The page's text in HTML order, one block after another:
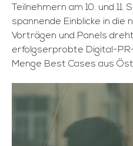
Teilnehmern am 10. und
spannende Einblicke in die
Vorträgen und Panels
erfolgserprobte Digital-
Menge Best Cases aus